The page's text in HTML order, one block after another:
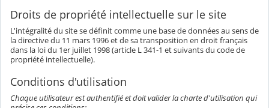
Droits de propriété intellectuelle sur le site
L'intégralité du site se définit comme une base de données au sens de
la directive du 11 mars 1996 et de sa transposition en droit français
dans la loi du 1er juillet 1998 (article L 341-1 et suivants du code de
propriété intellectuelle).
Conditions d'utilisation
Chaque utilisateur est authentifié et doit valider la charte d'utilisation qui